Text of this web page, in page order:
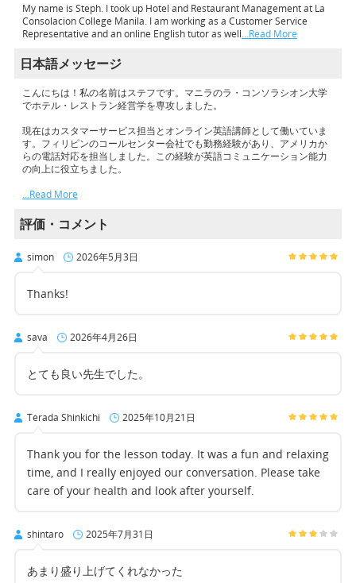
My name is Steph. I took up Hotel and Restaurant Management at La
Consolacion College Manila. I am working as a Customer Service
Representative and an online English tutor as well…Read More
日本語メッセージ
こんにちは！私の名前はステフです。マニラのラ・コンソラシオン大学
でホテル・レストラン経営学を専攻しました。
現在はカスタマーサービス担当とオンライン英語講師として働いていま
す。フィリピンのコールセンター会社でも勤務経験があり、アメリカか
らの電話対応を担当しました。この経験が英語コミュニケーション能力
の向上に役立ちました。
…Read More
評価・コメント
simon 2026年5月3日
Thanks!
sava 2026年4月26日
とても良い先生でした。
Terada Shinkichi 2025年10月21日
Thank you for the lesson today. It was a fun and relaxing
time, and I really enjoyed our conversation. Please take
care of your health and look after yourself.
shintaro 2025年7月31日
あまり盛り上げてくれなかった